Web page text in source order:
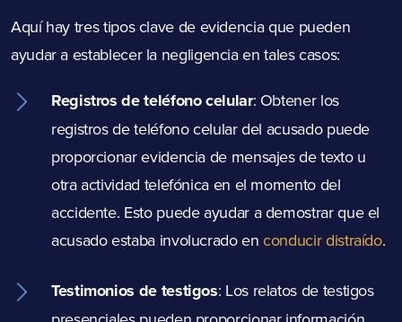
Aquí hay tres tipos clave de evidencia que pueden
ayudar a establecer la negligencia en tales casos:
Registros de teléfono celular: Obtener los
registros de teléfono celular del acusado puede
proporcionar evidencia de mensajes de texto u
otra actividad telefónica en el momento del
accidente. Esto puede ayudar a demostrar que el
acusado estaba involucrado enconducir distraído.
Testimonios de testigos: Los relatos de testigos